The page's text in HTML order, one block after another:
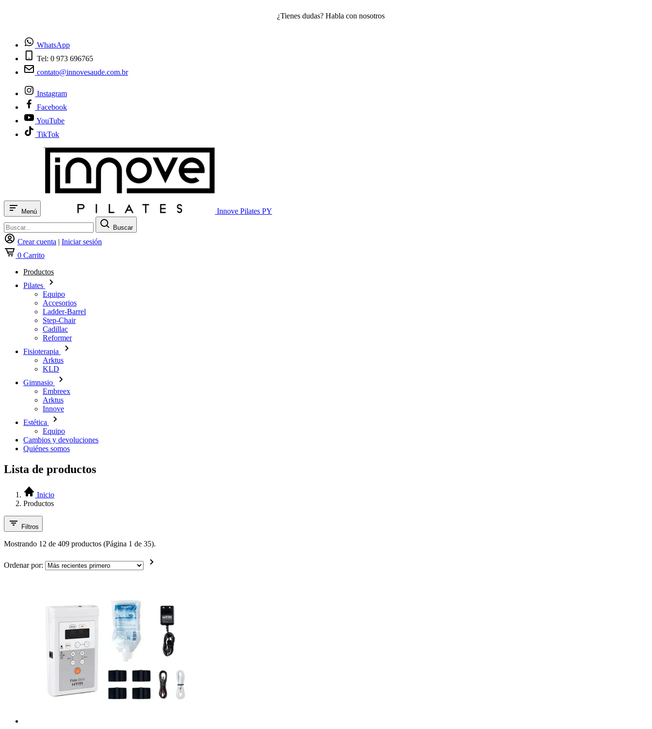
WhatsApp
Tel: 0 973 696765
contato@innovesaude.com.br
Instagram
Facebook
YouTube
TikTok
Menú Innove Pilates PY
Buscar
Crear cuenta | Iniciar sesión
0 Carrito
Productos
Pilates
Equipo
Accesorios
Ladder-Barrel
Step-Chair
Cadillac
Reformer
Fisioterapia
Arktus
KLD
Gimnasio
Embreex
Arktus
Innove
Estética
Equipo
Cambios y devoluciones
Quiénes somos
Lista de productos
Inicio
Productos
Filtros
Mostrando 12 de 409 productos (Página 1 de 35).
Ordenar por: